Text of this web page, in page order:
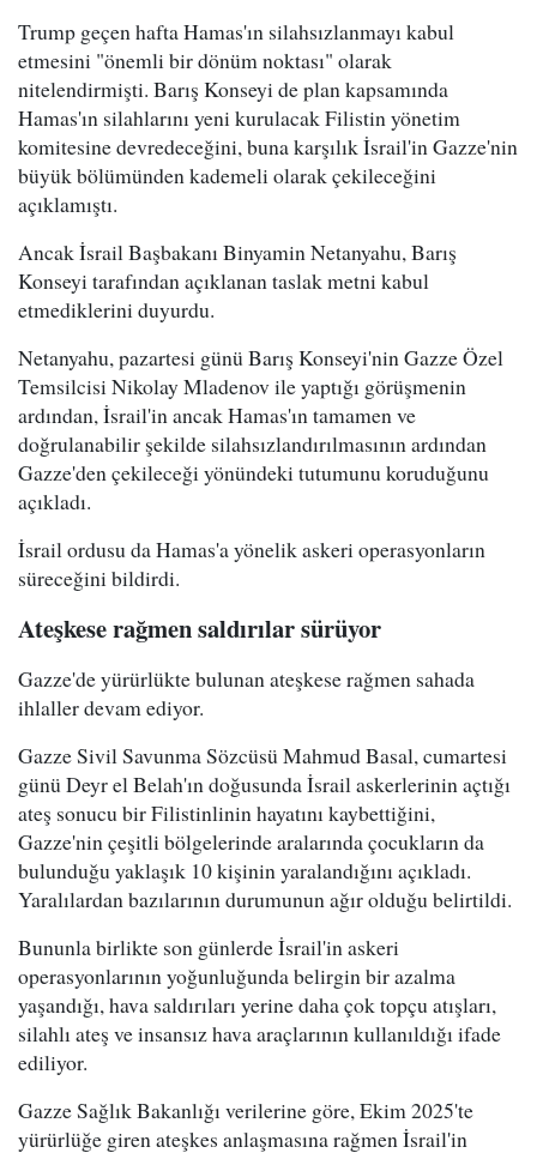
Trump geçen hafta Hamas'ın silahsızlanmayı kabul
etmesini "önemli bir dönüm noktası" olarak
nitelendirmişti. Barış Konseyi de plan kapsamında
Hamas'ın silahlarını yeni kurulacak Filistin yönetim
komitesine devredeceğini, buna karşılık İsrail'in Gazze'nin
büyük bölümünden kademeli olarak çekileceğini
açıklamıştı.
Ancak İsrail Başbakanı Binyamin Netanyahu, Barış
Konseyi tarafından açıklanan taslak metni kabul
etmediklerini duyurdu.
Netanyahu, pazartesi günü Barış Konseyi'nin Gazze Özel
Temsilcisi Nikolay Mladenov ile yaptığı görüşmenin
ardından, İsrail'in ancak Hamas'ın tamamen ve
doğrulanabilir şekilde silahsızlandırılmasının ardından
Gazze'den çekileceği yönündeki tutumunu koruduğunu
açıkladı.
İsrail ordusu da Hamas'a yönelik askeri operasyonların
süreceğini bildirdi.
Ateşkese rağmen saldırılar sürüyor
Gazze'de yürürlükte bulunan ateşkese rağmen sahada
ihlaller devam ediyor.
Gazze Sivil Savunma Sözcüsü Mahmud Basal, cumartesi
günü Deyr el Belah'ın doğusunda İsrail askerlerinin açtığı
ateş sonucu bir Filistinlinin hayatını kaybettiğini,
Gazze'nin çeşitli bölgelerinde aralarında çocukların da
bulunduğu yaklaşık 10 kişinin yaralandığını açıkladı.
Yaralılardan bazılarının durumunun ağır olduğu belirtildi.
Bununla birlikte son günlerde İsrail'in askeri
operasyonlarının yoğunluğunda belirgin bir azalma
yaşandığı, hava saldırıları yerine daha çok topçu atışları,
silahlı ateş ve insansız hava araçlarının kullanıldığı ifade
ediliyor.
Gazze Sağlık Bakanlığı verilerine göre, Ekim 2025'te
yürürlüğe giren ateşkes anlaşmasına rağmen İsrail'in